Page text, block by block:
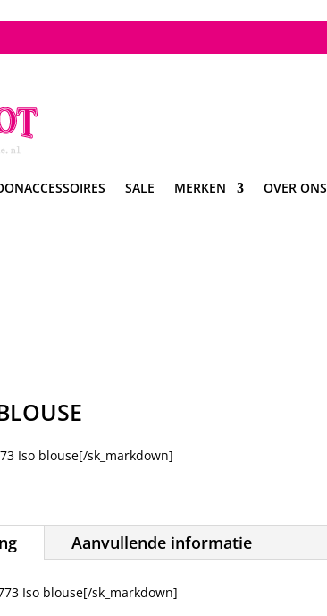
SALE MERKEN OVER ONS
Iso blouse[/sk_markdown]
Aanvullende informatie
Iso blouse[/sk_markdown]